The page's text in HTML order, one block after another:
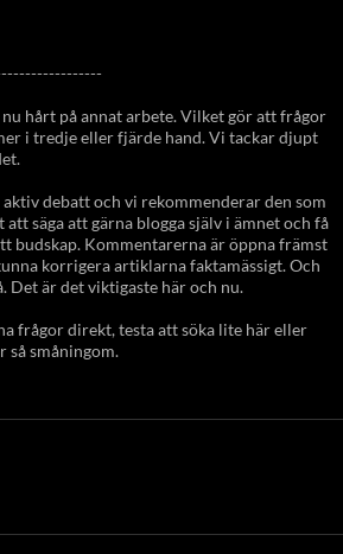
hårt på annat arbete. Vilket gör att frågor
i tredje eller fjärde hand. Vi tackar djupt
debatt och vi rekommenderar den som
att säga att gärna blogga själv i ämnet och få
budskap. Kommentarerna är öppna främst
korrigera artiklarna faktamässigt. Och
Det är det viktigaste här och nu.
frågor direkt, testa att söka lite här eller
så småningom.